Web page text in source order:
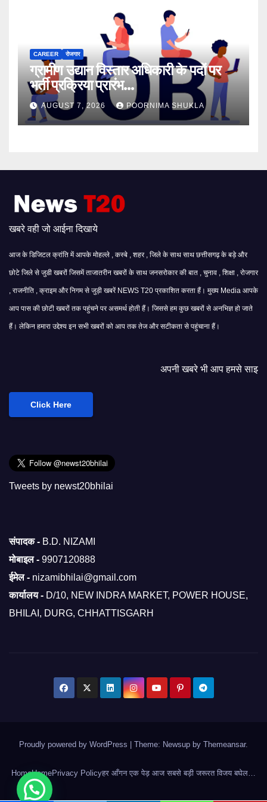
CAREER रोजगार
ग्रामीण उद्यान विस्तार अधिकारी के पदों पर
भर्ती प्रक्रिया प्रारंभ…
AUGUST 7, 2026 POORNIMA SHUKLA
खबरे वही जो आईना दिखाये
आज के डिजिटल क्रांति में आपके मोहल्ले , कस्बे , शहर , जिले के साथ साथ छत्तीसगढ़ के बड़े और
छोटे जिले से जुडी खबरों जिसमें ताजातरीन खबरों के साथ जनसरोकार की बात , चुनाव , शिक्षा , रोजगार
, राजनीति , क्राइम और निगम से जुड़ी खबरें NEWS T20 प्रकाशित करता हैं। मुख्य Media आपके
आप पास की छोटी खबरों तक पहुंचने पर असमर्थ होती हैं। जिससे हम कुछ खबरों से अनभिज्ञ हो जाते
हैं। लेकिन हमारा उद्देश्य इन सभी खबरों को आप तक तेज और सटीकता से पहुंचाना हैं।
अपनी खबरे भी आप हमसे साझा कर सकते हैं।
Click Here
Tweets by newst20bhilai
संपादक - B.D. NIZAMI
मोबाइल - 9907120888
ईमेल - nizamibhilai@gmail.com
कार्यालय - D/10, NEW INDRA MARKET, POWER HOUSE,
BHILAI, DURG, CHHATTISGARH
Proudly powered by WordPress Theme: Newsup by Themeansar.
HomeHomePrivacy Policyहर आँगन एक पेड़ आज सबसे बड़ी जरूरत विजय बघेल…